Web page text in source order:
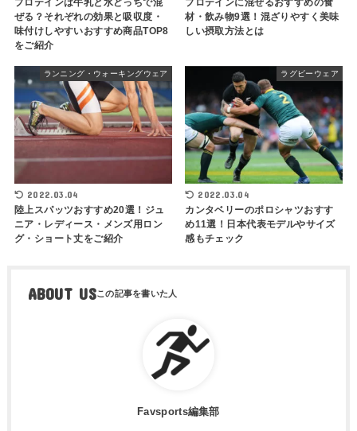
プロテインは牛乳と水どっちで混
ぜる？それぞれの効果と吸収度・
味付けしやすいおすすめ商品TOP8
をご紹介
プロテインに混ぜるおすすめの食
材・飲み物9選！混ざりやすく美味
しい摂取方法とは
ランニング・ウォーキングウェア
2022.03.04
陸上スパッツおすすめ20選！ジュ
ニア・レディース・メンズ用ロン
グ・ショート丈をご紹介
ラグビーウェア
2022.03.04
カンタベリーのポロシャツおすす
め11選！日本代表モデルやサイズ
感もチェック
ABOUT US
Favsports編集部